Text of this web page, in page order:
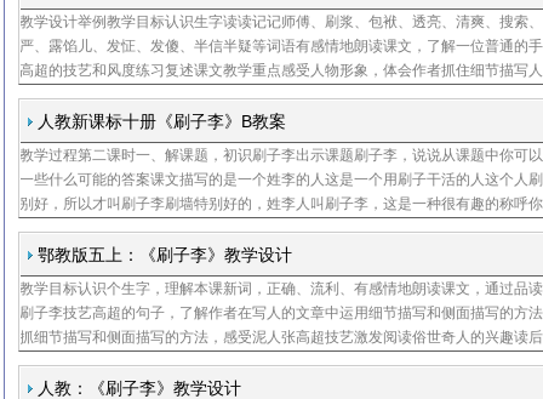
教学设计举例教学目标认识生字读读记记师傅、刷浆、包袱、透亮、清爽、搜索
严、露馅儿、发怔、发傻、半信半疑等词语有感情地朗读课文，了解一位普通的
高超的技艺和风度练习复述课文教学重点感受人物形象，体会作者抓住细节描写
方法教学难点练习复述课文教学准备教师了解冯骥才和俗世奇人，搜集相关资料
同类文章泥
人教新课标十册《刷子李》B教案
教学过程第二课时一、解课题，初识刷子李出示课题刷子李，说说从课题中你可
一些什么可能的答案课文描写的是一个姓李的人这是一个用刷子干活的人这个人
别好，所以才叫刷子李刷墙特别好的，姓李人叫刷子李，这是一种很有趣的称呼
道类似的称呼吗比如做豆腐特别好的，姓王的人叫豆腐王，剃头特别好的，姓陈
剃刀陈二
鄂教版五上：《刷子李》教学设计
教学目标认识个生字，理解本课新词，正确、流利、有感情地朗读课文，通过品
刷子李技艺高超的句子，了解作者在写人的文章中运用细节描写和侧面描写的方
抓细节描写和侧面描写的方法，感受泥人张高超技艺激发阅读俗世奇人的兴趣读
教学目标简明其实主要就是围绕细节描写和侧面描写写作手法做文章教学目标就
向，方向对
人教：《刷子李》教学设计